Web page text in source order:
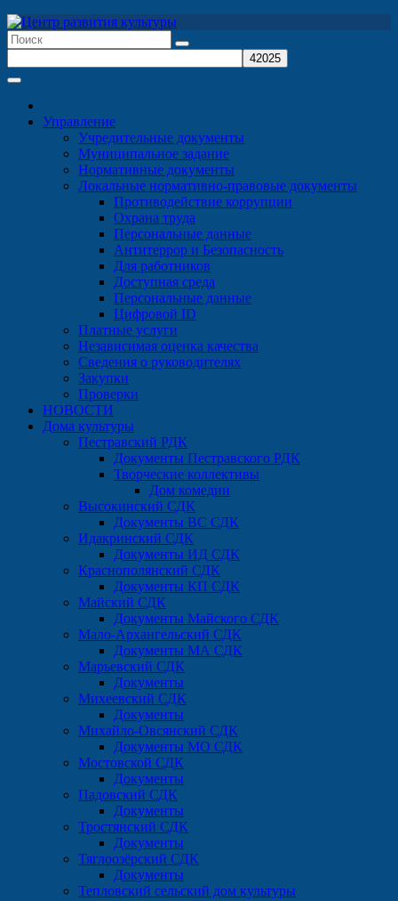
Перейти
к
содержимому
Управление
Учредительные документы
Муниципальное задание
Нормативные документы
Локальные нормативно-правовые документы
Противодействие коррупции
Охрана труда
Персональные данные
Антитеррор и Безопасность
Для работников
Доступная среда
Персональные данные
Цифровой ID
Платные услуги
Независимая оценка качества
Сведения о руководителях
Закупки
Проверки
НОВОСТИ
Дома культуры
Пестравский РДК
Документы Пестравского РДК
Творческие коллективы
Дом комедии
Высокинский СДК
Документы ВС СДК
Идакринский СДК
Документы ИД СДК
Краснополянский СДК
Документы КП СДК
Майский СДК
Документы Майского СДК
Мало-Архангельский СДК
Документы МА СДК
Марьевский СДК
Документы
Михеевский СДК
Документы
Михайло-Овсянский СДК
Документы МО СДК
Мостовской СДК
Документы
Падовский СДК
Документы
Тростянский СДК
Документы
Тяглоозёрский СДК
Документы
Тепловский сельский дом культуры